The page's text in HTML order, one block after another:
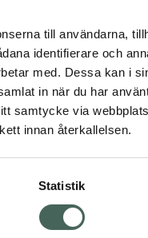
till användarna,
identifierare och
med. Dessa kan i
in när du har
samtycke via
innan återkallelsen.
Statistik
erbjudanden
Om